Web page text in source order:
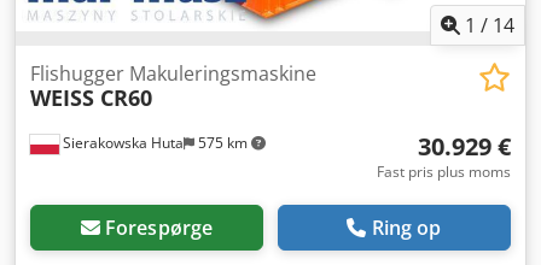
1 / 14
Sierakowska Huta 575 km
Flishugger Makuleringsmaskine
WEISS CR60
30.929 €
Fast pris plus moms
Forespørge Ring op